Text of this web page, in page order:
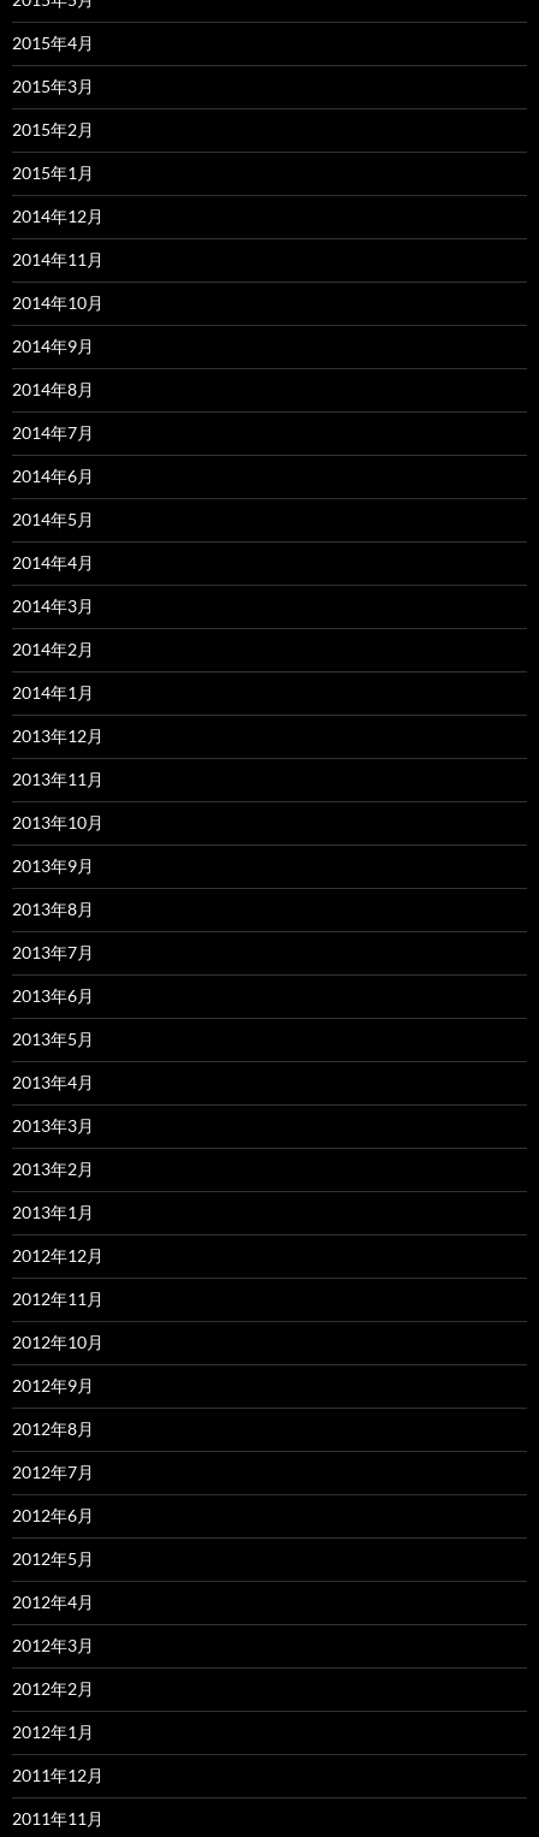
2015年4月
2015年3月
2015年2月
2015年1月
2014年12月
2014年11月
2014年10月
2014年9月
2014年8月
2014年7月
2014年6月
2014年5月
2014年4月
2014年3月
2014年2月
2014年1月
2013年12月
2013年11月
2013年10月
2013年9月
2013年8月
2013年7月
2013年6月
2013年5月
2013年4月
2013年3月
2013年2月
2013年1月
2012年12月
2012年11月
2012年10月
2012年9月
2012年8月
2012年7月
2012年6月
2012年5月
2012年4月
2012年3月
2012年2月
2012年1月
2011年12月
2011年11月